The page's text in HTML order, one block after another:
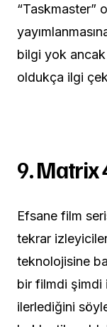
“Taskmaster”
bilgi yok
oldukça ilgi
9.Matrix
Efsane film
tekrar
teknolojisine
bir filmdi şimdi
ilerlediğini